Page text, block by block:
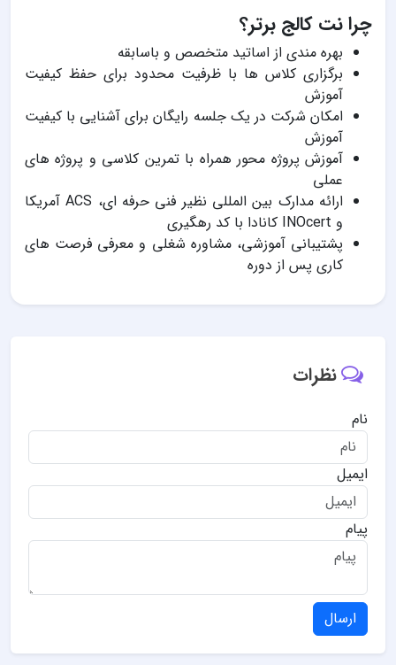
چرا نت کالج برتر؟
بهره مندی از اساتید متخصص و باسابقه
برگزاری کلاس ها با ظرفیت محدود برای حفظ کیفیت
آموزش
امکان شرکت در یک جلسه رایگان برای آشنایی با کیفیت
آموزش
آموزش پروژه محور همراه با تمرین کلاسی و پروژه های
عملی
ارائه مدارک بین المللی نظیر فنی حرفه ای، ACS آمریکا
و INOcert کانادا با کد رهگیری
پشتیبانی آموزشی، مشاوره شغلی و معرفی فرصت های
کاری پس از دوره
نظرات
نام
ایمیل
پیام
ارسال